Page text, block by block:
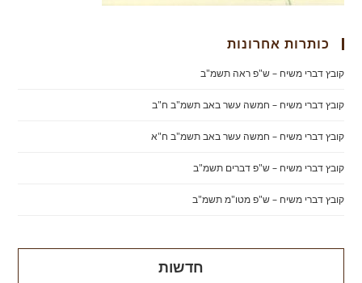
כותרות אחרונות
קובץ דברי משיח – ש"פ ראה תשמ"ב
קובץ דברי משיח – חמשה עשר באב תשמ"ב ח"ב
קובץ דברי משיח – חמשה עשר באב תשמ"ב ח"א
קובץ דברי משיח – ש"פ דברים תשמ"ב
קובץ דברי משיח – ש"פ מטו"מ תשמ"ב
חדשות